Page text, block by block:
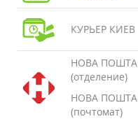
КУРЬЕР КИЕВ
НОВА ПОШТА
(отделение)
НОВА ПОШТА
(почтомат)